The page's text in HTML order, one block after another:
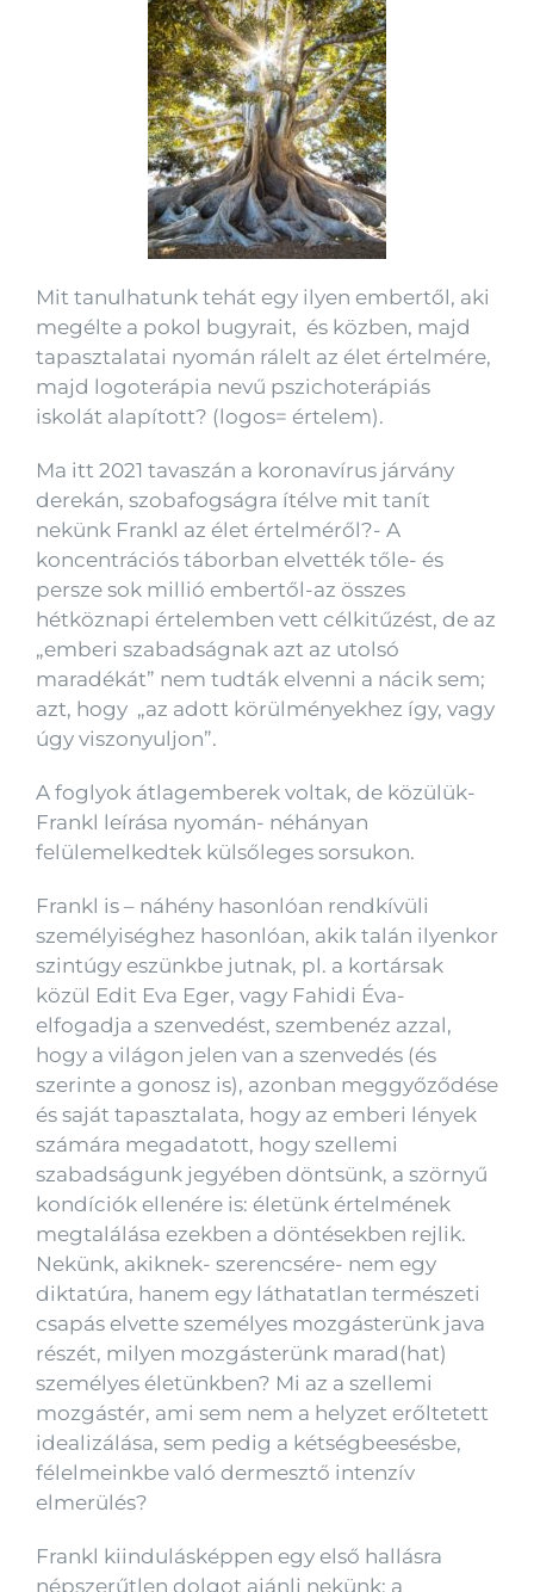
Mit tanulhatunk tehát egy ilyen embertől, aki
megélte a pokol bugyrait, és közben, majd
tapasztalatai nyomán rálelt az élet értelmére,
majd logoterápia nevű pszichoterápiás
iskolát alapított? (logos= értelem).
Ma itt 2021 tavaszán a koronavírus járvány
derekán, szobafogságra ítélve mit tanít
nekünk Frankl az élet értelméről?- A
koncentrációs táborban elvették tőle- és
persze sok millió embertől-az összes
hétköznapi értelemben vett célkitűzést, de az
„emberi szabadságnak azt az utolsó
maradékát” nem tudták elvenni a nácik sem;
azt, hogy „az adott körülményekhez így, vagy
úgy viszonyuljon”.
A foglyok átlagemberek voltak, de közülük-
Frankl leírása nyomán- néhányan
felülemelkedtek külsőleges sorsukon.
Frankl is – náhény hasonlóan rendkívüli
személyiséghez hasonlóan, akik talán ilyenkor
szintúgy eszünkbe jutnak, pl. a kortársak
közül Edit Eva Eger, vagy Fahidi Éva-
elfogadja a szenvedést, szembenéz azzal,
hogy a világon jelen van a szenvedés (és
szerinte a gonosz is), azonban meggyőződése
és saját tapasztalata, hogy az emberi lények
számára megadatott, hogy szellemi
szabadságunk jegyében döntsünk, a szörnyű
kondíciók ellenére is: életünk értelmének
megtalálása ezekben a döntésekben rejlik.
Nekünk, akiknek- szerencsére- nem egy
diktatúra, hanem egy láthatatlan természeti
csapás elvette személyes mozgásterünk java
részét, milyen mozgásterünk marad(hat)
személyes életünkben? Mi az a szellemi
mozgástér, ami sem nem a helyzet erőltetett
idealizálása, sem pedig a kétségbeesésbe,
félelmeinkbe való dermesztő intenzív
elmerülés?
Frankl kiindulásképpen egy első hallásra
népszerűtlen dolgot ajánlj nekünk: a